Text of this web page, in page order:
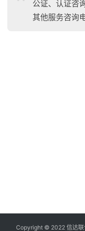
公证、认证咨
其他服务咨询
Copyright © 2022 信达联